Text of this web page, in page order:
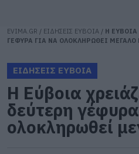
EVIMA.GR / ΕΙΔΗΣΕΙΣ ΕΥΒΟΙΑ / Η
ΓΕΦΥΡΑ ΓΙΑ ΝΑ ΟΛΟΚΛΗΡΩΘΕΙ ΜΕΓΑΛΟ
ΕΙΔΗΣΕΙΣ ΕΥΒΟΙΑ
Η Εύβοια
δεύτερη
ολοκληρωθεί